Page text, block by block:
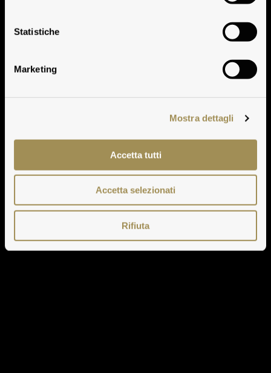
Statistiche
Marketing
Mostra dettagli
Accetta tutti
Accetta selezionati
Rifiuta
Note Degustative